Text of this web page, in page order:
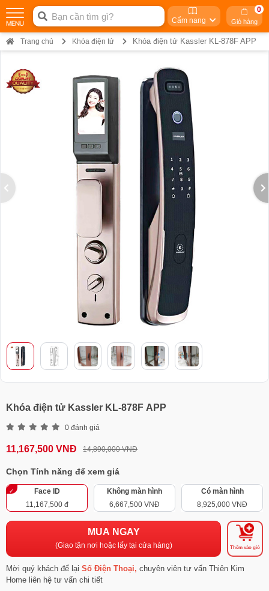
Cẩm nang Giỏ hàng
0
Trang chủ Khóa điện tử Khóa điện tử Kassler KL-878F APP
Khóa điện tử Kassler KL-878F APP
0 đánh giá
11,167,500 VNĐ 14,890,000 VNĐ
Chọn Tính năng để xem giá
Face ID
11,167,500 đ
Không màn hình
6,667,500 VNĐ
Có màn hình
8,925,000 VNĐ
MUA NGAY
(Giao tận nơi hoặc lấy tại cửa hàng) Thêm vào giỏ
Mời quý khách để lại Số Điện Thoại, chuyên viên tư vấn Thiên Kim
Home liên hệ tư vấn chi tiết